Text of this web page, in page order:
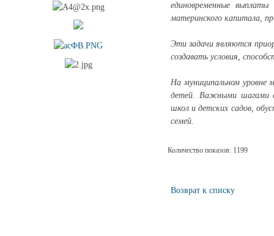
единовременные
материнского капитала,
Эти задачи являются
создавать условия,
На муниципальном уровне
детей. Важными шагами в
школ и детских садов,
семей.
Количество показов: 1199
Возврат к списку